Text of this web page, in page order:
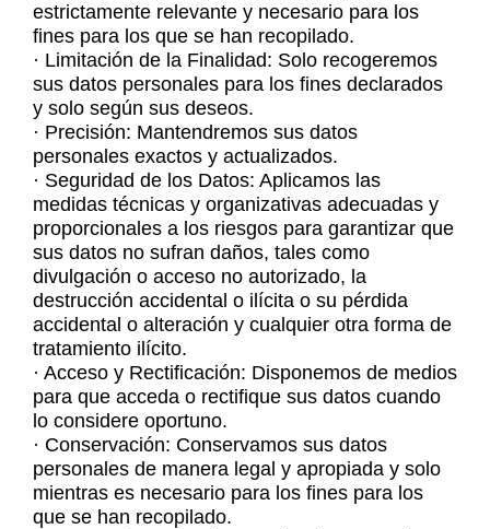
estrictamente relevante y necesario para los
fines para los que se han recopilado.
· Limitación de la Finalidad: Solo recogeremos
sus datos personales para los fines declarados
y solo según sus deseos.
· Precisión: Mantendremos sus datos
personales exactos y actualizados.
· Seguridad de los Datos: Aplicamos las
medidas técnicas y organizativas adecuadas y
proporcionales a los riesgos para garantizar que
sus datos no sufran daños, tales como
divulgación o acceso no autorizado, la
destrucción accidental o ilícita o su pérdida
accidental o alteración y cualquier otra forma de
tratamiento ilícito.
· Acceso y Rectificación: Disponemos de medios
para que acceda o rectifique sus datos cuando
lo considere oportuno.
· Conservación: Conservamos sus datos
personales de manera legal y apropiada y solo
mientras es necesario para los fines para los
que se han recopilado.